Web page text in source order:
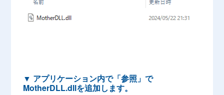
▼ アプリケーション内で「参照」で
MotherDLL.dllを追加します。